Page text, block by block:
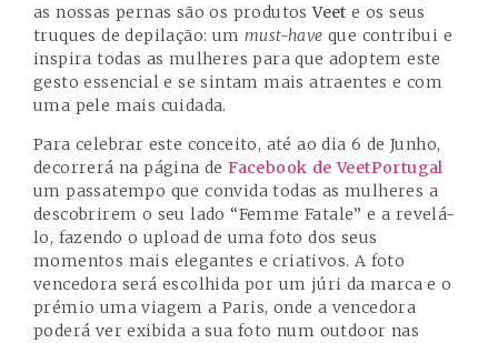
as nossas pernas são os produtosVeet e os seus
truques de depilação: um must-have que contribui e
inspira todas as mulheres para que adoptem este
gesto essencial e se sintam mais atraentes e com
uma pele mais cuidada.
Para celebrar este conceito, até ao dia 6 de Junho,
decorrerá na página deFacebook de VeetPortugal
um passatempo que convida todas as mulheres a
descobrirem o seu lado “Femme Fatale” e a revelá-
lo, fazendo o upload de uma foto dos seus
momentos mais elegantes e criativos. A foto
vencedora será escolhida por um júri da marca e o
prémio uma viagem a Paris, onde a vencedora
poderá ver exibida a sua foto num outdoor nas